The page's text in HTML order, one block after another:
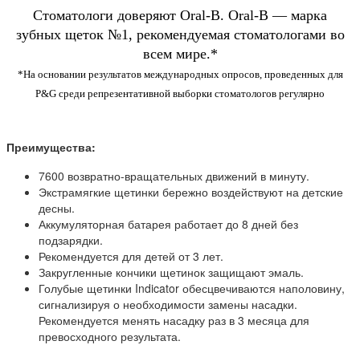
Стоматологи доверяют Oral-B. Oral-B — марка
зубных щеток №1, рекомендуемая стоматологами во
всем мире.*
*На основании результатов международных опросов, проведенных для
P&G среди репрезентативной выборки стоматологов регулярно
Преимущества:
7600 возвратно-вращательных движений в минуту.
Экстрамягкие щетинки бережно воздействуют на детские
десны.
Аккумуляторная батарея работает до 8 дней без
подзарядки.
Рекомендуется для детей от 3 лет.
Закругленные кончики щетинок защищают эмаль.
Голубые щетинки Indicator обесцвечиваются наполовину,
сигнализируя о необходимости замены насадки.
Рекомендуется менять насадку раз в 3 месяца для
превосходного результата.